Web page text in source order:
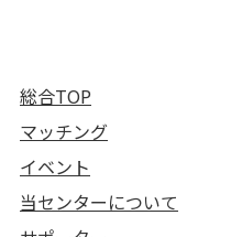
総合TOP
マッチング
イベント
当センターについて